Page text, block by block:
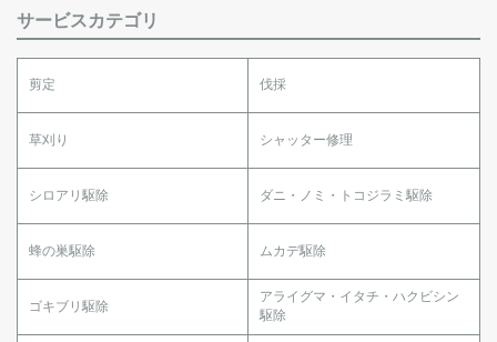
サービスカテゴリ
剪定 伐採
草刈り シャッター修理
シロアリ駆除 ダニ・ノミ・トコジラミ駆除
蜂の巣駆除 ムカデ駆除
ゴキブリ駆除
アライグマ・イタチ・ハクビシン
駆除